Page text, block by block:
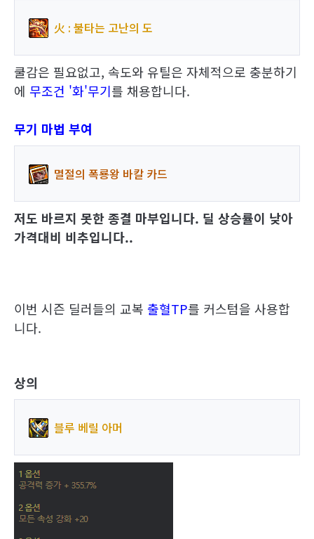
火 : 불타는 고난의 도
쿨감은 필요없고, 속도와 유틸은 자체적으로 충분하기
에 무조건 '화'무기를 채용합니다.
무기 마법 부여
멸절의 폭룡왕 바칼 카드
저도 바르지 못한 종결 마부입니다. 딜 상승률이 낮아
가격대비 비추입니다..
이번 시즌 딜러들의 교복 출혈TP를 커스텀을 사용합
니다.
상의
블루 베릴 아머